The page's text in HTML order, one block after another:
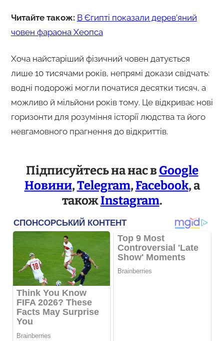
Читайте також: В Єгипті показали дерев’яний
човен фараона Хеопса
Хоча найстаріший фізичний човен датується
лише 10 тисячами років, непрямі докази свідчать:
водні подорожі могли початися десятки тисяч, а
можливо й мільйони років тому. Це відкриває нові
горизонти для розуміння історії людства та його
невгамовного прагнення до відкриттів.
Підписуйтесь на нас вGoogle
Новини,Telegram,Facebook, а
такожInstagram.